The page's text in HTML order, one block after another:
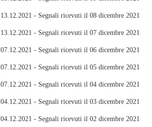
13.12.2021 - Segnali ricevuti il 08 dicembre 2021
13.12.2021 - Segnali ricevuti il 07 dicembre 2021
07.12.2021 - Segnali ricevuti il 06 dicembre 2021
07.12.2021 - Segnali ricevuti il 05 dicembre 2021
07.12.2021 - Segnali ricevuti il 04 dicembre 2021
04.12.2021 - Segnali ricevuti il 03 dicembre 2021
04.12.2021 - Segnali ricevuti il 02 dicembre 2021